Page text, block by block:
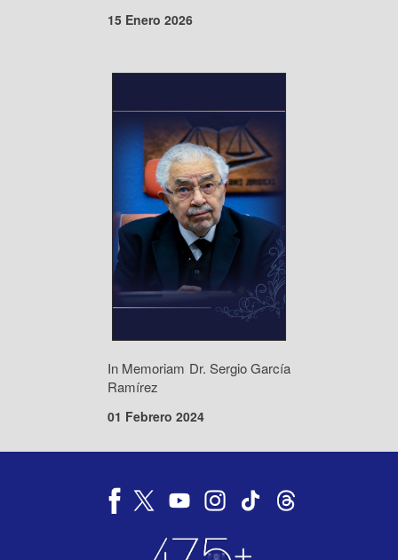
15 Enero 2026
In Memoriam Dr. Sergio García
Ramírez
01 Febrero 2024